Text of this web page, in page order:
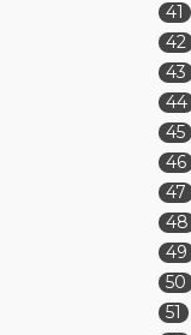
41
42
43
44
45
46
47
48
49
50
51